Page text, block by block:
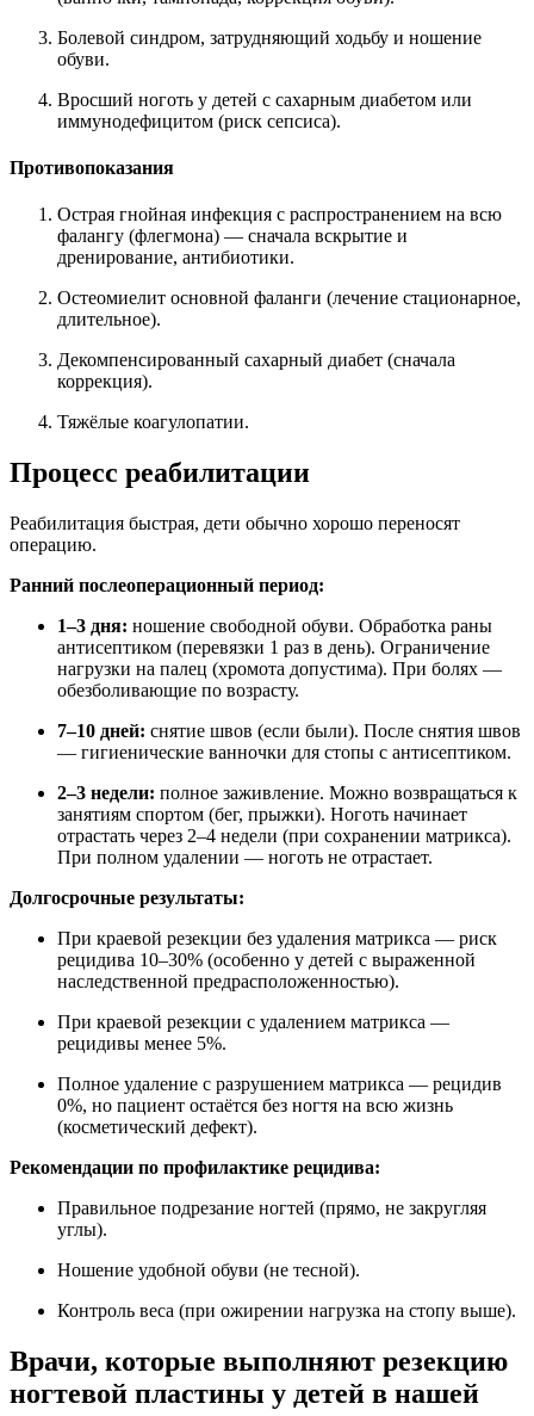
Болевой синдром, затрудняющий ходьбу и ношение
обуви.
Вросший ноготь у детей с сахарным диабетом или
иммунодефицитом (риск сепсиса).
Противопоказания
Острая гнойная инфекция с распространением на всю
фалангу (флегмона) — сначала вскрытие и
дренирование, антибиотики.
Остеомиелит основной фаланги (лечение стационарное,
длительное).
Декомпенсированный сахарный диабет (сначала
коррекция).
Тяжёлые коагулопатии.
Процесс реабилитации
Реабилитация быстрая, дети обычно хорошо переносят
операцию.
Ранний послеоперационный период:
1–3 дня: ношение свободной обуви. Обработка раны
антисептиком (перевязки 1 раз в день). Ограничение
нагрузки на палец (хромота допустима). При болях —
обезболивающие по возрасту.
7–10 дней: снятие швов (если были). После снятия швов
— гигиенические ванночки для стопы с антисептиком.
2–3 недели: полное заживление. Можно возвращаться к
занятиям спортом (бег, прыжки). Ноготь начинает
отрастать через 2–4 недели (при сохранении матрикса).
При полном удалении — ноготь не отрастает.
Долгосрочные результаты:
При краевой резекции без удаления матрикса — риск
рецидива 10–30% (особенно у детей с выраженной
наследственной предрасположенностью).
При краевой резекции с удалением матрикса —
рецидивы менее 5%.
Полное удаление с разрушением матрикса — рецидив
0%, но пациент остаётся без ногтя на всю жизнь
(косметический дефект).
Рекомендации по профилактике рецидива:
Правильное подрезание ногтей (прямо, не закругляя
углы).
Ношение удобной обуви (не тесной).
Контроль веса (при ожирении нагрузка на стопу выше).
Врачи, которые выполняют резекцию
ногтевой пластины у детей в нашей